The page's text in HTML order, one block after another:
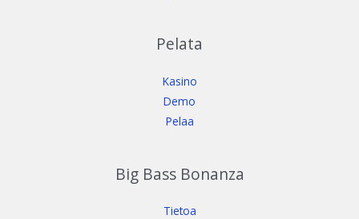
Pelata
Kasino
Demo
Pelaa
Big Bass Bonanza
Tietoa